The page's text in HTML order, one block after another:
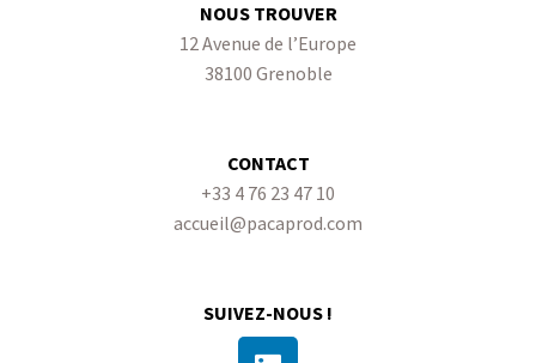
NOUS TROUVER
12 Avenue de l’Europe
38100 Grenoble
CONTACT
+33 4 76 23 47 10
accueil@pacaprod.com
SUIVEZ-NOUS !